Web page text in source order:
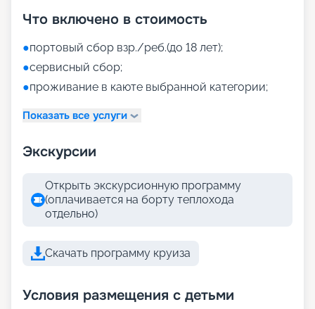
Что включено в стоимость
●портовый сбор взр./реб.(до 18 лет);
●сервисный сбор;
●проживание в каюте выбранной категории;
Показать все услуги
Экскурсии
Открыть экскурсионную программу
(оплачивается на борту теплохода
отдельно)
Скачать программу круиза
Условия размещения с детьми